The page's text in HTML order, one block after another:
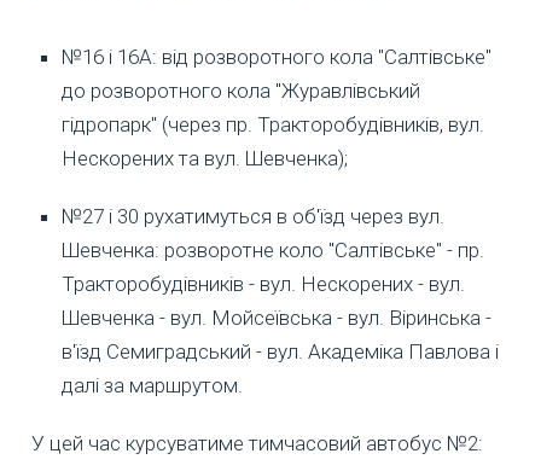
№16 і 16А: від розворотного кола "Салтівське"
до розворотного кола "Журавлівський
гідропарк" (через пр. Тракторобудівників, вул.
Нескорених та вул. Шевченка);
№27 і 30 рухатимуться в об'їзд через вул.
Шевченка: розворотне коло "Салтівське" - пр.
Тракторобудівників - вул. Нескорених - вул.
Шевченка - вул. Мойсеївська - вул. Віринська -
в'їзд Семиградський - вул. Академіка Павлова і
далі за маршрутом.
У цей час курсуватиме тимчасовий автобус №2: